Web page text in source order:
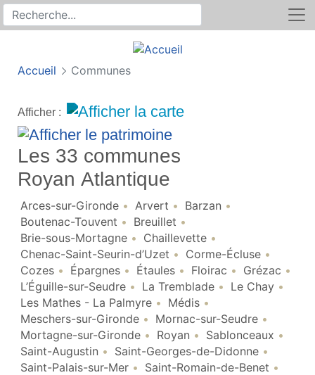
Recherche sur le site
Rechercher
Accueil Communes
Afficher :
Les 33 communes
Royan Atlantique
Arces-sur-Gironde Arvert
Barzan
Boutenac-Touvent
Breuillet
Brie-sous-Mortagne
Chaillevette
Chenac-Saint-Seurin-d’Uzet
Corme-Écluse
Cozes
Épargnes Étaules Floirac
Grézac
L’Éguille-sur-Seudre
La Tremblade
Le Chay
Les Mathes - La Palmyre
Médis
Meschers-sur-Gironde
Mornac-sur-Seudre
Mortagne-sur-Gironde
Royan
Sablonceaux
Saint-Augustin
Saint-Georges-de-Didonne
Saint-Palais-sur-Mer
Saint-Romain-de-Benet